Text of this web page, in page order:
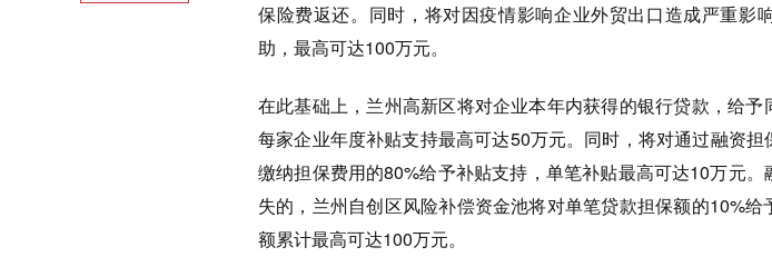
保险费返还。同时，将对因疫情影响企业外贸出口造成严重影
助，最高可达100万元。
在此基础上，兰州高新区将对企业本年内获得的银行贷款，给
每家企业年度补贴支持最高可达50万元。同时，将对通过融资
缴纳担保费用的80%给予补贴支持，单笔补贴最高可达10万元
失的，兰州自创区风险补偿资金池将对单笔贷款担保额的10%
额累计最高可达100万元。